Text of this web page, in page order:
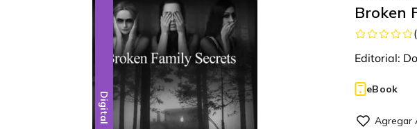
Digital
Broken
(
Editorial:
eBook